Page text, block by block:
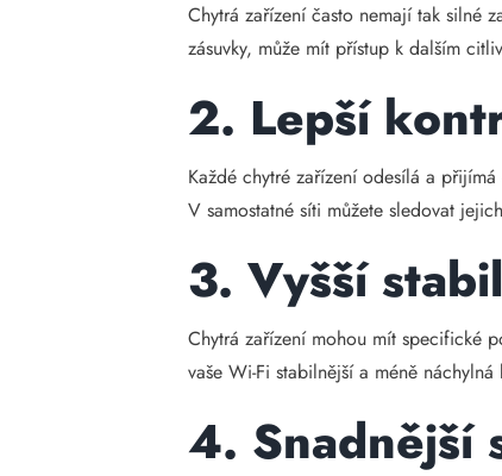
Chytrá zařízení často nemají tak silné
zásuvky, může mít přístup k dalším
2. Lepší
Každé chytré zařízení odesílá a
V samostatné síti můžete sledovat
3. Vyšší
Chytrá zařízení mohou mít specifické
vaše Wi-Fi stabilnější a méně náchylná
4. Snadnější